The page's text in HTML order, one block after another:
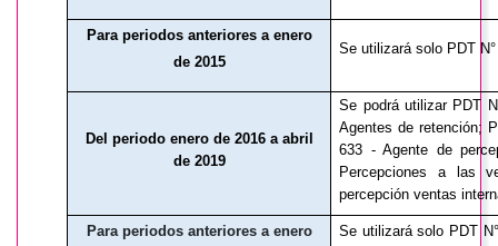
Para periodos anteriores a enero
de 2015
Se utilizará solo PDT
Del periodo enero de 2016 a abril
de 2019
Se podrá utilizar PDT
Agentes de retención;
633 - Agente de
Percepciones a las
percepción ventas
Para periodos anteriores a enero
Se utilizará solo PDT